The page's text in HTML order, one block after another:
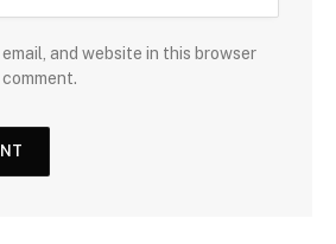
email, and website in this browser